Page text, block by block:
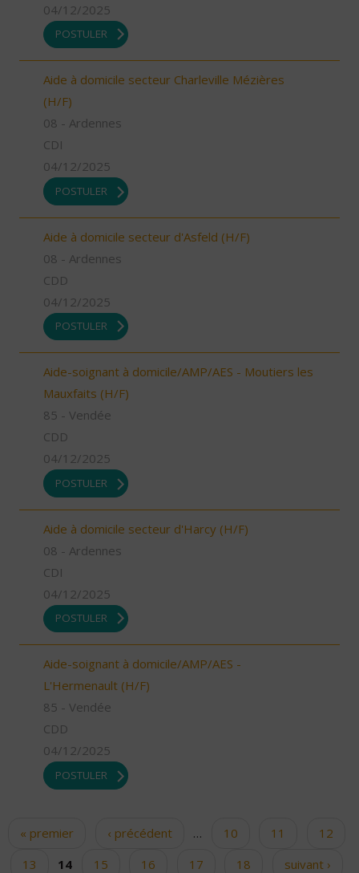
04/12/2025
POSTULER
Aide à domicile secteur Charleville Mézières
(H/F)
08 - Ardennes
CDI
04/12/2025
POSTULER
Aide à domicile secteur d'Asfeld (H/F)
08 - Ardennes
CDD
04/12/2025
POSTULER
Aide-soignant à domicile/AMP/AES - Moutiers les
Mauxfaits (H/F)
85 - Vendée
CDD
04/12/2025
POSTULER
Aide à domicile secteur d'Harcy (H/F)
08 - Ardennes
CDI
04/12/2025
POSTULER
Aide-soignant à domicile/AMP/AES -
L'Hermenault (H/F)
85 - Vendée
CDD
04/12/2025
POSTULER
Pages
« premier ‹ précédent … 10 11
12
13
14 15 16 17 18
suivant ›